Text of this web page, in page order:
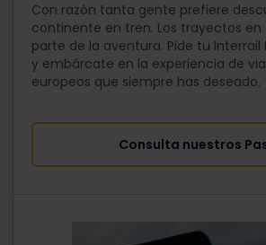
Con razón tanta gente prefiere
continente en tren. Los trayectos
parte de la aventura. Pide tu Interrail
y embárcate en la experiencia de
europeos que siempre has deseado.
Consulta nuestros